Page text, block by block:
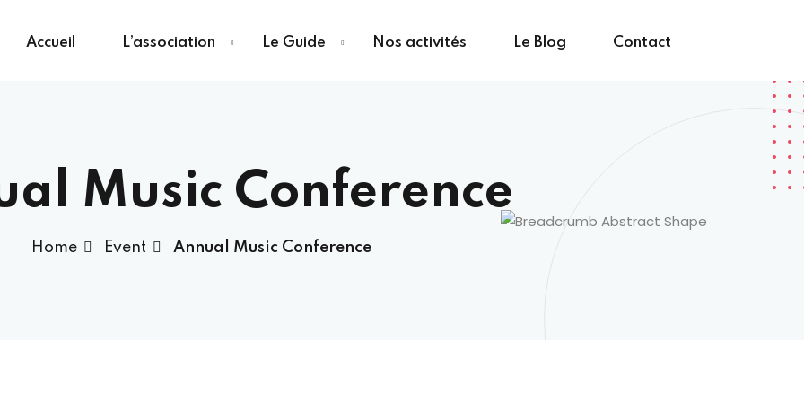
Accueil L’association Le Guide Nos activités Le Blog Contact
Music Conference
Home Event Annual Music Conference